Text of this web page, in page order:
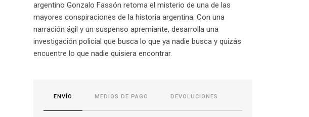
argentino Gonzalo Fassón retoma el misterio de una de las
mayores conspiraciones de la historia argentina. Con una
narración ágil y un suspenso apremiante, desarrolla una
investigación policial que busca lo que ya nadie busca y quizás
encuentre lo que nadie quisiera encontrar.
ENVÍO MEDIOS DE PAGO DEVOLUCIONES